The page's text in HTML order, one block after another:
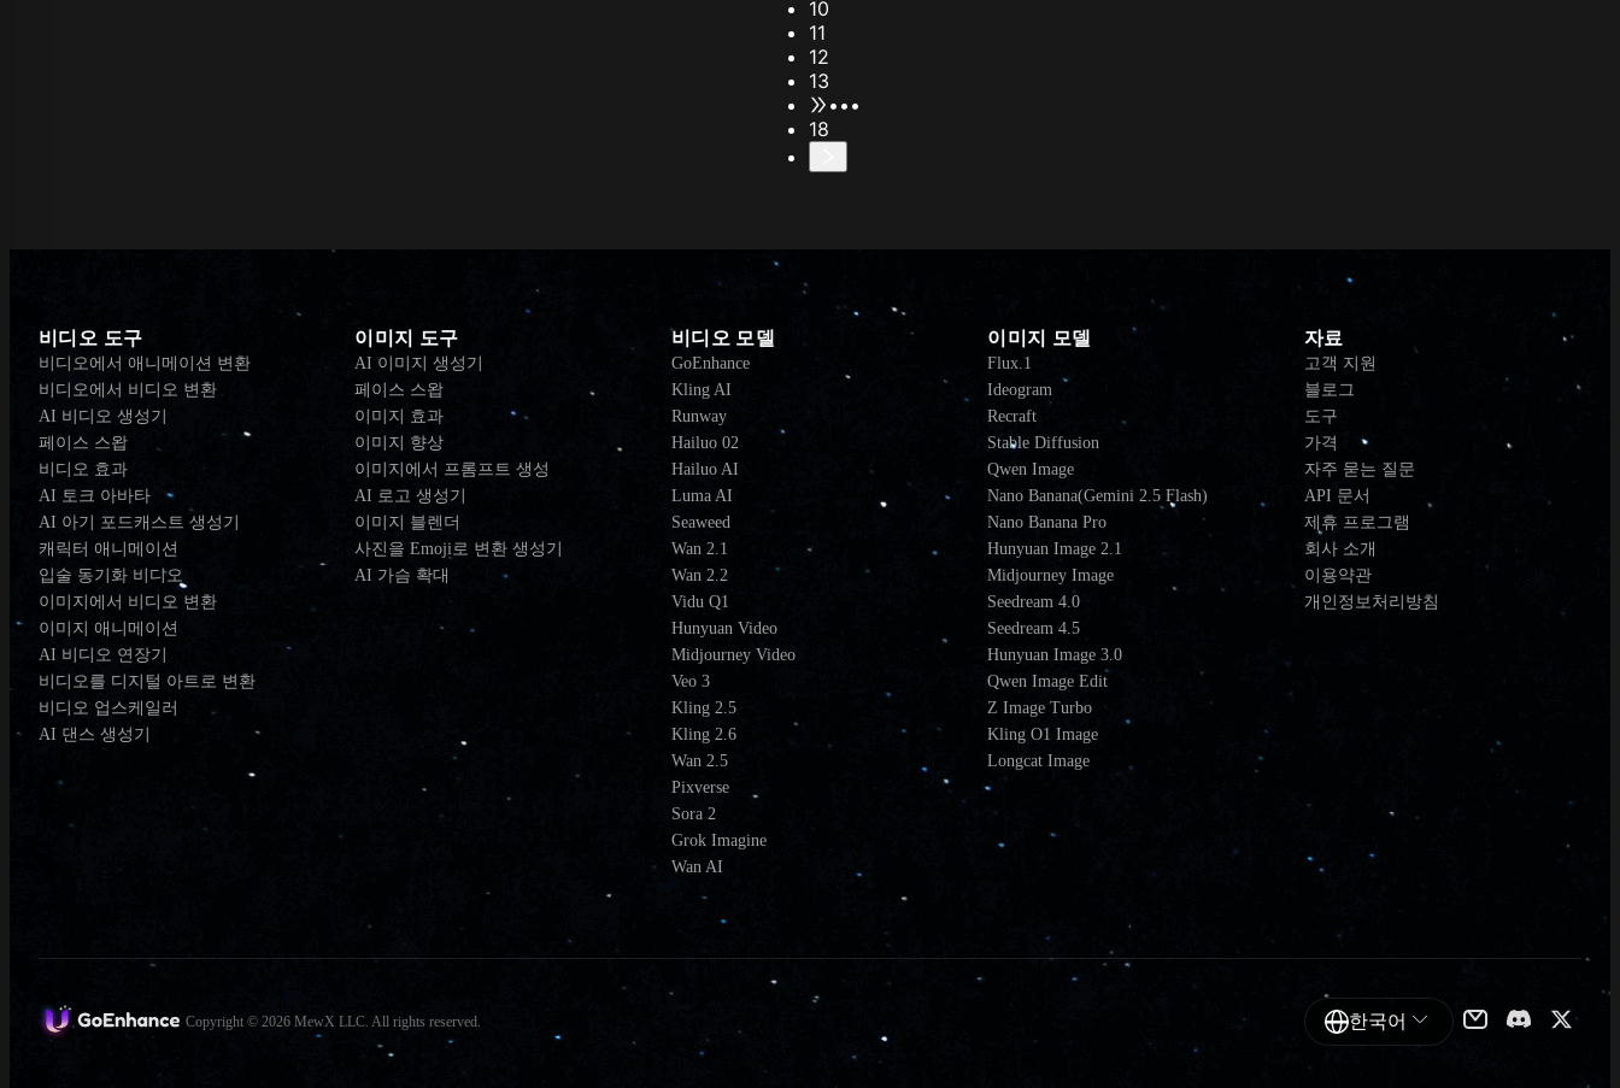
10
11
12
13
•••
18
비디오 도구
비디오에서 애니메이션 변환
비디오에서 비디오 변환
AI 비디오 생성기
페이스 스왑
비디오 효과
AI 토크 아바타
AI 아기 포드캐스트 생성기
캐릭터 애니메이션
입술 동기화 비디오
이미지에서 비디오 변환
이미지 애니메이션
AI 비디오 연장기
비디오를 디지털 아트로 변환
비디오 업스케일러
AI 댄스 생성기
이미지 도구
AI 이미지 생성기
페이스 스왑
이미지 효과
이미지 향상
이미지에서 프롬프트 생성
AI 로고 생성기
이미지 블렌더
사진을 Emoji로 변환 생성기
AI 가슴 확대
비디오 모델
GoEnhance
Kling AI
Runway
Hailuo 02
Hailuo AI
Luma AI
Seaweed
Wan 2.1
Wan 2.2
Vidu Q1
Hunyuan Video
Midjourney Video
Veo 3
Kling 2.5
Kling 2.6
Wan 2.5
Pixverse
Sora 2
Grok Imagine
Wan AI
이미지 모델
Flux.1
Ideogram
Recraft
Stable Diffusion
Qwen Image
Nano Banana(Gemini 2.5 Flash)
Nano Banana Pro
Hunyuan Image 2.1
Midjourney Image
Seedream 4.0
Seedream 4.5
Hunyuan Image 3.0
Qwen Image Edit
Z Image Turbo
Kling O1 Image
Longcat Image
자료
고객 지원
블로그
도구
가격
자주 묻는 질문
API 문서
제휴 프로그램
회사 소개
이용약관
개인정보처리방침
Copyright © 2026 MewX LLC. All rights reserved. 한국어